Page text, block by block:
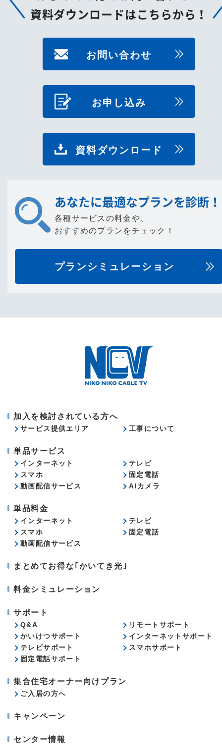
資料ダウンロードはこちらから！
お問い合わせ
お申し込み
資料ダウンロード
あなたに最適なプランを診断！
各種サービスの料金や、
おすすめのプランをチェック！
プランシミュレーション
加入を検討されている方へ
サービス提供エリア 工事について
単品サービス
インターネット
テレビ
スマホ
固定電話
動画配信サービス
AIカメラ
単品料金
インターネット
テレビ
スマホ
固定電話
動画配信サービス
まとめてお得な｢かいてき光｣
料金シミュレーション
サポート
Q&A
リモートサポート
かいけつサポート
インターネットサポート
テレビサポート
スマホサポート
固定電話サポート
集合住宅オーナー向けプラン
ご入居の方へ
キャンペーン
センター情報